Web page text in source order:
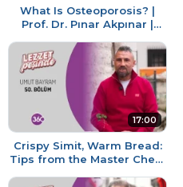
What Is Osteoporosis? |
Prof. Dr. Pınar Akpınar |
17:00
Crispy Simit, Warm Bread:
Tips from the Master Chef |